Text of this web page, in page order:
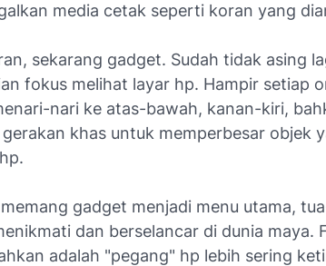
media cetak seperti koran yang
sekarang gadget. Sudah tidak asing
fokus melihat layar hp. Hampir setiap
nari ke atas-bawah, kanan-kiri,
khas untuk memperbesar objek
gadget menjadi menu utama,
dan berselancar di dunia maya.
adalah "pegang" hp lebih sering